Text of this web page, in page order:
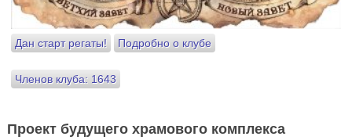
Дан старт регаты! Подробно о клубе
Членов клуба: 1643
Проект будущего храмового комплекса